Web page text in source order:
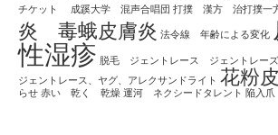
チケット
成蹊大学 混声合唱団 打撲 漢方 治打撲一
炎 毒蛾皮膚炎 法令線 年齢による変化
性湿疹 脱毛 ジェントレース ジェントレー
ジェントレース、ヤグ、アレクサンドライト 花粉
らせ 赤い 乾く 乾燥 運河 ネクシードタレント 陥入